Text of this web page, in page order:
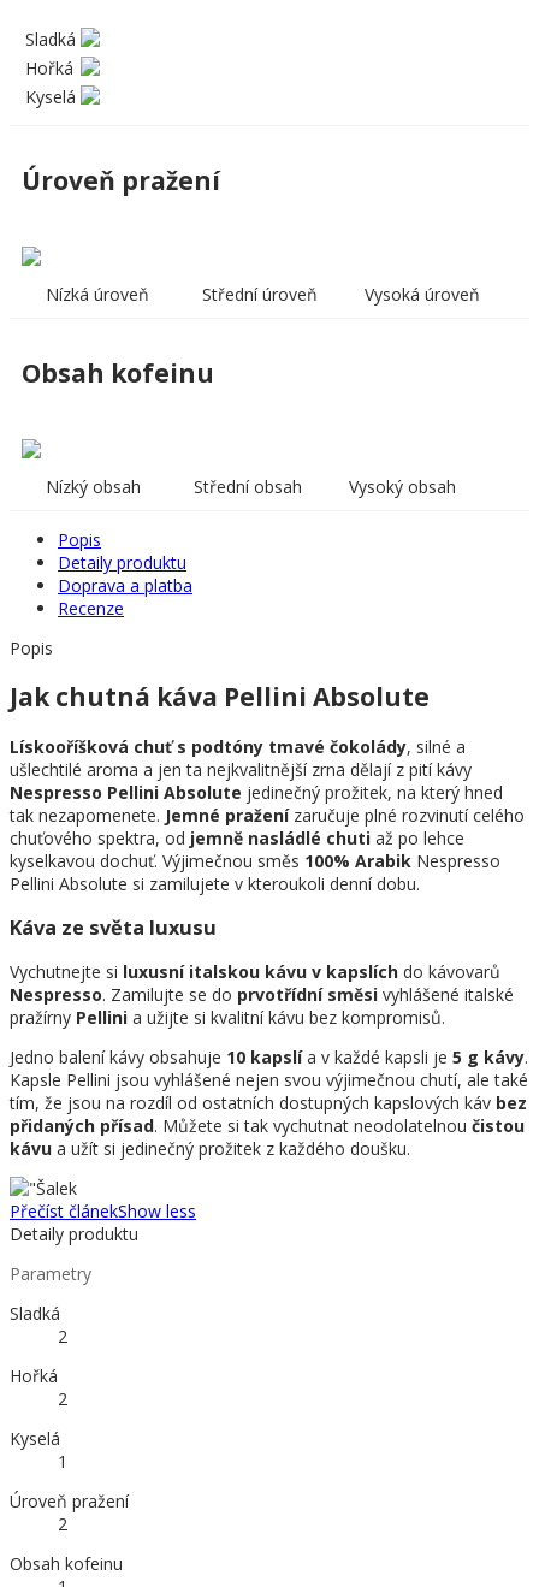
Sladká
Hořká
Kyselá
Úroveň pražení
Nízká úroveň Střední úroveň Vysoká úroveň
Obsah kofeinu
Nízký obsah Střední obsah Vysoký obsah
Popis
Detaily produktu
Doprava a platba
Recenze
Popis
Jak chutná káva Pellini Absolute
Lískooříšková chuť s podtóny tmavé čokolády, silné a
ušlechtilé aroma a jen ta nejkvalitnější zrna dělají z pití kávy
Nespresso Pellini Absolute jedinečný prožitek, na který hned
tak nezapomenete. Jemné praženízaručuje plné rozvinutí celého
chuťového spektra, od jemně nasládlé chuti až po lehce
kyselkavou dochuť. Výjimečnou směs 100% Arabik Nespresso
Pellini Absolute si zamilujete v kteroukoli denní dobu.
Káva ze světa luxusu
Vychutnejte si luxusní italskou kávu v kapslích do kávovarů
Nespresso. Zamilujte se do prvotřídní směsi vyhlášené italské
pražírny Pellini a užijte si kvalitní kávu bez kompromisů.
Jedno balení kávy obsahuje 10 kapslía v každé kapsli je 5 g kávy.
Kapsle Pellini jsou vyhlášené nejen svou výjimečnou chutí, ale také
tím, že jsou na rozdíl od ostatních dostupných kapslových káv bez
přidaných přísad. Můžete si tak vychutnat neodolatelnou čistou
kávu a užít si jedinečný prožitek z každého doušku.
Přečíst článekShow less
Detaily produktu
Parametry
Sladká
2
Hořká
2
Kyselá
1
Úroveň pražení
2
Obsah kofeinu